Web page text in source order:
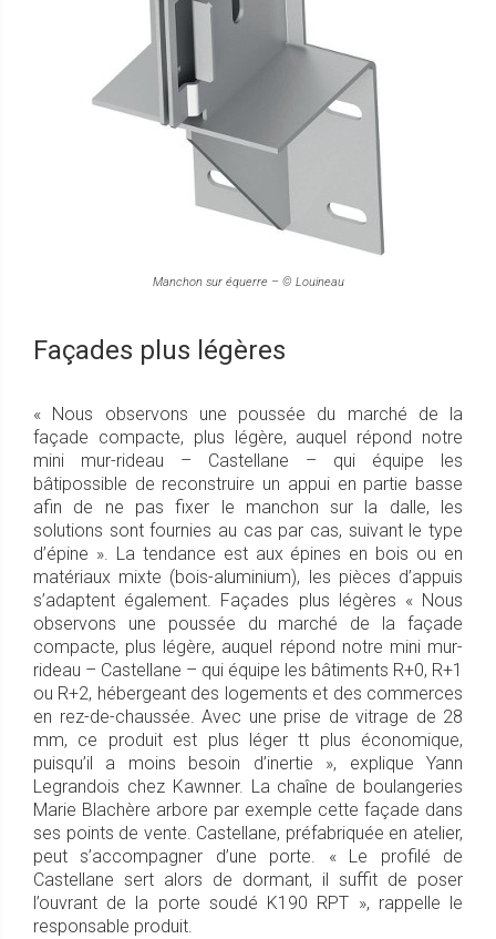
Manchon sur équerre – © Louineau
Façades plus légères
« Nous observons une poussée du marché de la
façade compacte, plus légère, auquel répond notre
mini mur-rideau – Castellane – qui équipe les
bâtipossible de reconstruire un appui en partie basse
afin de ne pas fixer le manchon sur la dalle, les
solutions sont fournies au cas par cas, suivant le type
d’épine ». La tendance est aux épines en bois ou en
matériaux mixte (bois-aluminium), les pièces d’appuis
s’adaptent également. Façades plus légères « Nous
observons une poussée du marché de la façade
compacte, plus légère, auquel répond notre mini mur-
rideau – Castellane – qui équipe les bâtiments R+0, R+1
ou R+2, hébergeant des logements et des commerces
en rez-de-chaussée. Avec une prise de vitrage de 28
mm, ce produit est plus léger tt plus économique,
puisqu’il a moins besoin d’inertie », explique Yann
Legrandois chez Kawnner. La chaîne de boulangeries
Marie Blachère arbore par exemple cette façade dans
ses points de vente. Castellane, préfabriquée en atelier,
peut s’accompagner d’une porte. « Le profilé de
Castellane sert alors de dormant, il suffit de poser
l’ouvrant de la porte soudé K190 RPT », rappelle le
responsable produit.